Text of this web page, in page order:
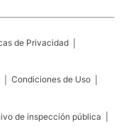
de Privacidad
Condiciones de Uso
de inspección pública